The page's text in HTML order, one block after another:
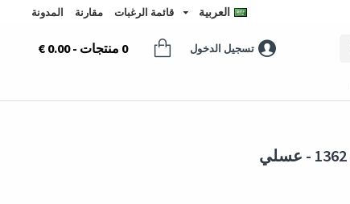
العربية قائمة الرغبات مقارنة المدونة
تسجيل الدخول 0 منتجات - 0.00 €